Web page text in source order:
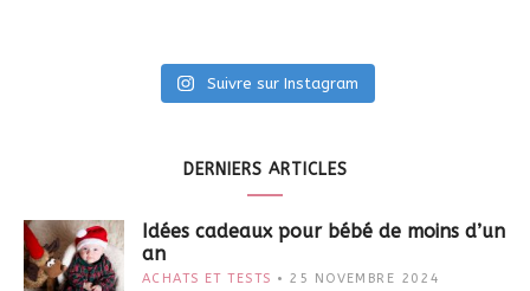
Suivre sur Instagram
DERNIERS ARTICLES
Idées cadeaux pour bébé de moins d’un
an
ACHATS ET TESTS 25 NOVEMBRE 2024